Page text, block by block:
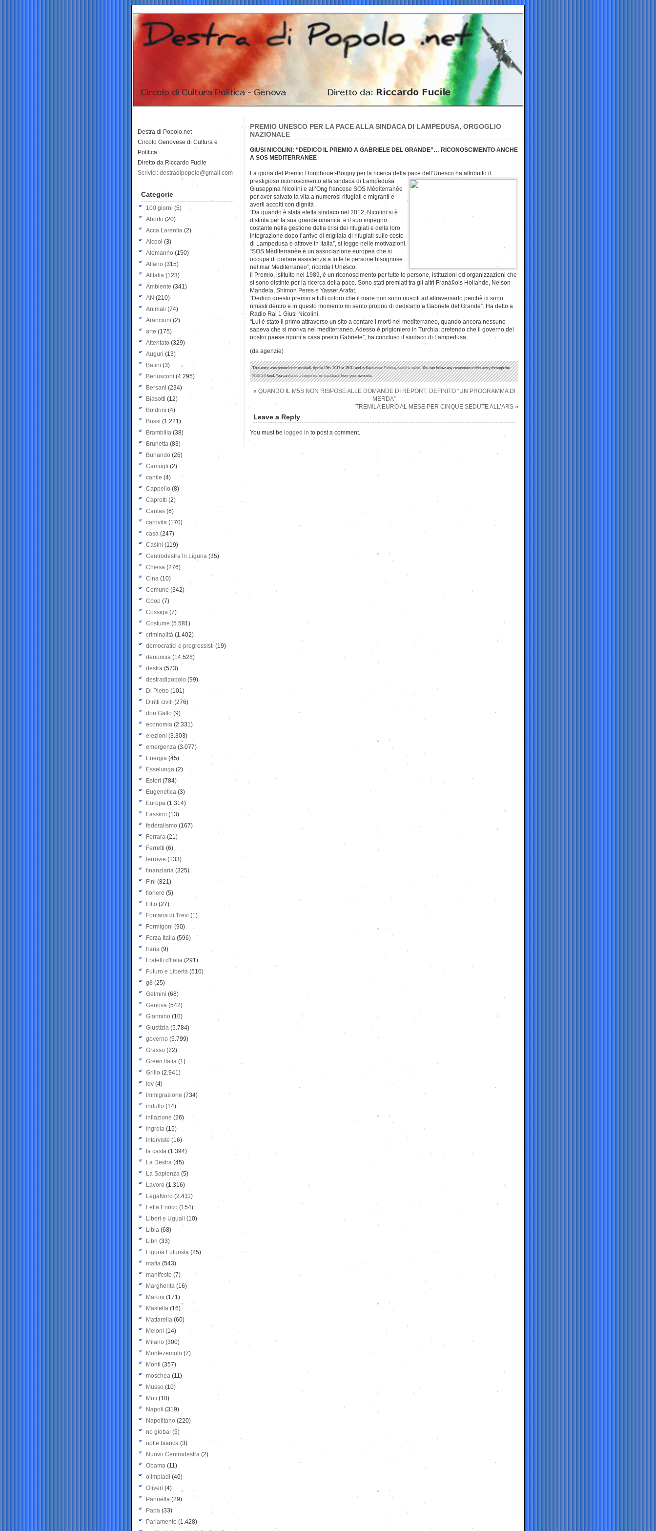
PREMIO UNESCO PER LA PACE ALLA SINDACA DI LAMPEDUSA, ORGOGLIO
NAZIONALE
GIUSI NICOLINI: “DEDICO IL PREMIO A GABRIELE DEL GRANDE”… RICONOSCIMENTO ANCHE
A SOS MEDITERRANEE
La giuria del Premio Houphouet-Boigny per la ricerca della pace dell’Unesco ha attribuito il
prestigioso riconoscimento alla sindaca di Lampedusa
Giuseppina Nicolini e all’Ong francese SOS Mèditerranèe
per aver salvato la vita a numerosi rifugiati e migranti e
averli accolti con dignità .
“Da quando è stata eletta sindaco nel 2012, Nicolini si è
distinta per la sua grande umanità e il suo impegno
costante nella gestione della crisi dei rifugiati e della loro
integrazione dopo l’arrivo di migliaia di rifugiati sulle coste
di Lampedusa e altrove in Italia”, si legge nelle motivazioni.
“SOS Mèditerranèe è un’associazione europea che si
occupa di portare assistenza a tutte le persone bisognose
nel mar Mediterraneo”, ricorda l’Unesco.
Il Premio, istituito nel 1989, è un riconoscimento per tutte le persone, istituzioni od organizzazioni che
si sono distinte per la ricerca della pace. Sono stati premiati tra gli altri Franà§ois Hollande, Nelson
Mandela, Shimon Peres e Yasser Arafat.
“Dedico questo premio a tutti coloro che il mare non sono riusciti ad attraversarlo perchè ci sono
rimasti dentro e in questo momento mi sento proprio di dedicarlo a Gabriele del Grande”. Ha detto a
Radio Rai 1 Giusi Nicolini.
“Lui è stato il primo attraverso un sito a contare i morti nel mediterraneo, quando ancora nessuno
sapeva che si moriva nel mediterraneo. Adesso è prigioniero in Turchia, pretendo che il governo del
nostro paese riporti a casa presto Gabriele”, ha concluso il sindaco di Lampedusa.
(da agenzie)
This entry was posted on mercoledì, Aprile 19th, 2017 at 15:31 and is filed underPolitica,radici e valori. You can follow any responses to this entry through the
RSS 2.0feed. You canleave a response, ortrackbackfrom your own site.
« QUANDO IL M5S NON RISPOSE ALLE DOMANDE DI REPORT, DEFINITO “UN PROGRAMMA DI
MERDA”
TREMILA EURO AL MESE PER CINQUE SEDUTE ALL’ARS »
Leave a Reply
You must be logged in to post a comment.
Destra di Popolo.net
Circolo Genovese di Cultura e
Politica
Diretto da Riccardo Fucile
Scrivici: destradipopolo@gmail.com
Categorie
100 giorni (5)
Aborto (20)
Acca Larentia (2)
Alcool (3)
Alemanno (150)
Alfano (315)
Alitalia (123)
Ambiente (341)
AN (210)
Animali (74)
Arancioni (2)
arte (175)
Attentato (329)
Auguri (13)
Batini (3)
Berlusconi (4.295)
Bersani (234)
Biasotti (12)
Boldrini (4)
Bossi (1.221)
Brambilla (38)
Brunetta (83)
Burlando (26)
Camogli (2)
canile (4)
Cappello (8)
Caprotti (2)
Caritas (6)
carovita (170)
casa (247)
Casini (119)
Centrodestra in Liguria (35)
Chiesa (276)
Cina (10)
Comune (342)
Coop (7)
Cossiga (7)
Costume (5.581)
criminalità (1.402)
democratici e progressisti (19)
denuncia (14.528)
destra (573)
destradipopolo (99)
Di Pietro (101)
Diritti civili (276)
don Gallo (9)
economia (2.331)
elezioni (3.303)
emergenza (3.077)
Energia (45)
Esselunga (2)
Esteri (784)
Eugenetica (3)
Europa (1.314)
Fassino (13)
federalismo (167)
Ferrara (21)
Ferretti (6)
ferrovie (133)
finanziaria (325)
Fini (821)
fioriere (5)
Fitto (27)
Fontana di Trevi (1)
Formigoni (90)
Forza Italia (596)
frana (9)
Fratelli d'Italia (291)
Futuro e Libertà (510)
g8 (25)
Gelmini (68)
Genova (542)
Giannino (10)
Giustizia (5.784)
governo (5.799)
Grasso (22)
Green Italia (1)
Grillo (2.941)
Idv (4)
Immigrazione (734)
indulto (14)
inflazione (26)
Ingroia (15)
Interviste (16)
la casta (1.394)
La Destra (45)
La Sapienza (5)
Lavoro (1.316)
LegaNord (2.411)
Letta Enrico (154)
Liberi e Uguali (10)
Libia (68)
Libri (33)
Liguria Futurista (25)
mafia (543)
manifesto (7)
Margherita (16)
Maroni (171)
Mastella (16)
Mattarella (60)
Meloni (14)
Milano (300)
Montezemolo (7)
Monti (357)
moschea (11)
Musso (10)
Muti (10)
Napoli (319)
Napolitano (220)
no global (5)
notte bianca (3)
Nuovo Centrodestra (2)
Obama (11)
olimpiadi (40)
Oliveri (4)
Pannella (29)
Papa (33)
Parlamento (1.428)